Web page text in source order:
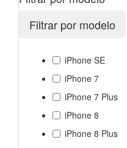
Filtrar por modelo
iPhone SE
iPhone 7
iPhone 7 Plus
iPhone 8
iPhone 8 Plus